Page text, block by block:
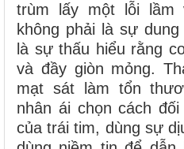
trùm lấy một lỗi
không phải là sự
là sự thấu hiểu rằng
và đầy giòn mỏng.
mạt sát làm tổn
nhân ái chọn cách
của trái tim, dùng sự